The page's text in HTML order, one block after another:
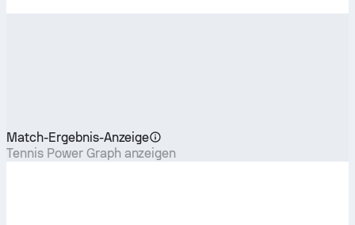
Match-Ergebnis-Anzeige
Tennis Power Graph anzeigen